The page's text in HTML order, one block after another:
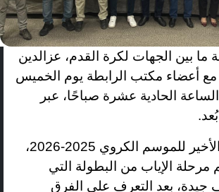
بين الجهات لكرة القدم، عزالدين
مع أعضاء مكتب الرابطة يوم الخميس
الساعة الحادية عشرة صباحًا، عبر
.
ويُعد هذا الاجتماع الأخير للموسم الكروي 2025-2026،
الإياب من البطولة التي
بعد التعرف على الفرق